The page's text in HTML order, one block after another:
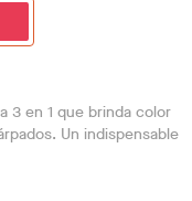
3 en 1 que brinda color
Un indispensable